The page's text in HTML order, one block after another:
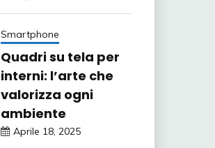
Smartphone
Quadri su tela per
interni: l’arte che
valorizza ogni
ambiente
Aprile 18, 2025